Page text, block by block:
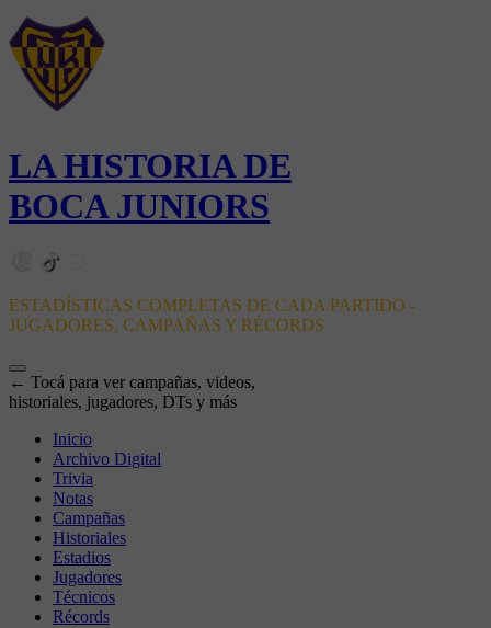
LA HISTORIA DE
BOCA JUNIORS
ESTADÍSTICAS COMPLETAS DE CADA PARTIDO -
JUGADORES, CAMPAÑAS Y RÉCORDS
← Tocá para ver campañas, videos,
historiales, jugadores, DTs y más
Inicio
Archivo Digital
Trivia
Notas
Campañas
Historiales
Estadios
Jugadores
Técnicos
Récords